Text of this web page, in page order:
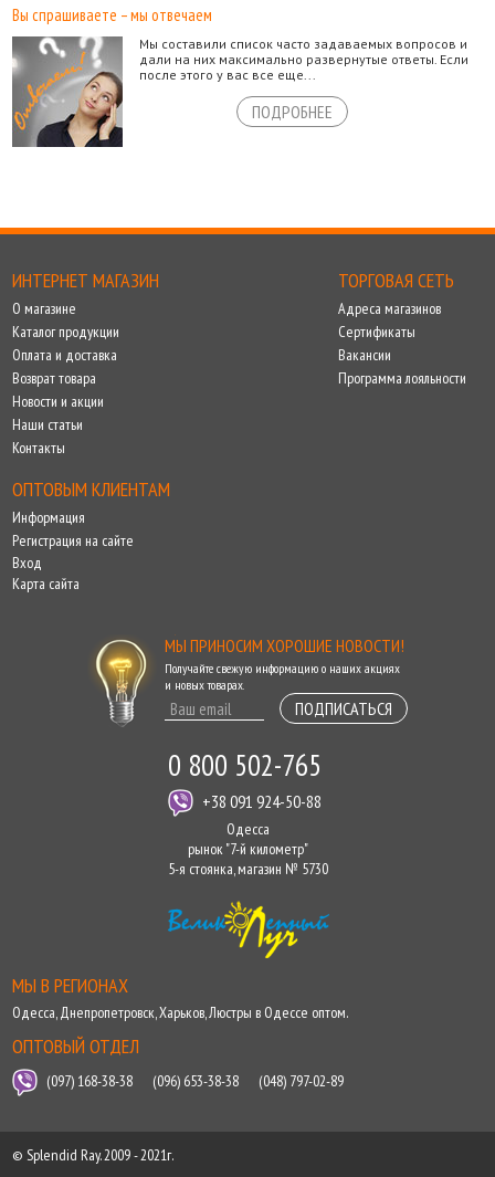
Вы спрашиваете – мы отвечаем
Мы составили список часто задаваемых вопросов и
дали на них максимально развернутые ответы. Если
после этого у вас все еще...
ПОДРОБНЕЕ
ИНТЕРНЕТ МАГАЗИН
О магазине
Каталог продукции
Оплата и доставка
Возврат товара
Новости и акции
Наши статьи
Контакты
ТОРГОВАЯ СЕТЬ
Адреса магазинов
Сертификаты
Вакансии
Программа лояльности
ОПТОВЫМ КЛИЕНТАМ
Информация
Регистрация на сайте
Вход
Карта сайта
МЫ ПРИНОСИМ ХОРОШИЕ НОВОСТИ!
Получайте свежую информацию о наших акциях
и новых товарах.
ПОДПИСАТЬСЯ
0 800 502-765
+38 091 924-50-88
Одесса
рынок "7-й километр"
5-я стоянка, магазин № 5730
МЫ В РЕГИОНАХ
Одесса,Днепропетровск,Харьков,Люстры в Одессе оптом.
ОПТОВЫЙ ОТДЕЛ
(097) 168-38-38 (096) 653-38-38 (048) 797-02-89
© Splendid Ray. 2009 - 2021г.